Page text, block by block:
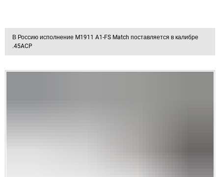
В Россию исполнение M1911 A1-FS Match поставляется в калибре
.45ACP